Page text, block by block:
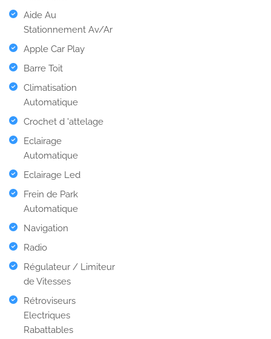
Aide Au
Stationnement Av/Ar
Apple Car Play
Barre Toit
Climatisation
Automatique
Crochet d 'attelage
Eclairage
Automatique
Eclairage Led
Frein de Park
Automatique
Navigation
Radio
Régulateur / Limiteur
de Vitesses
Rétroviseurs
Electriques
Rabattables